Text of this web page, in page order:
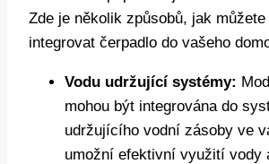
Zde je několik způsobů, jak
integrovat čerpadlo do vašeho
Vodu udržující systémy:
mohou být integrována do
udržujícího vodní zásoby ve
umožní efektivní využití vody